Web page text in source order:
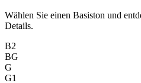
Wählen Sie einen Basiston und
Details.
B2
BG
G
G1